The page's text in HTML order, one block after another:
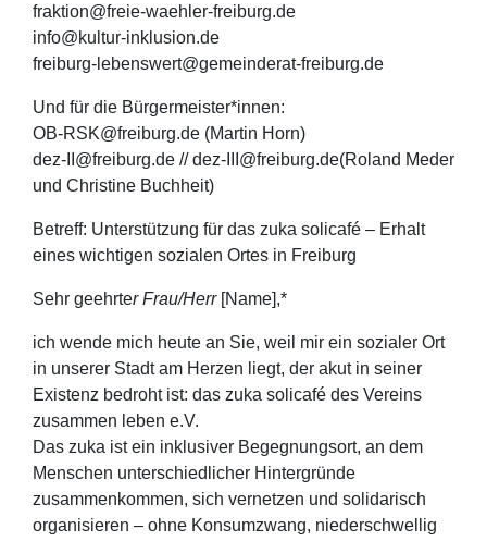
fraktion@freie-waehler-freiburg.de
info@kultur-inklusion.de
freiburg-lebenswert@gemeinderat-freiburg.de
Und für die Bürgermeister*innen:
OB-RSK@freiburg.de (Martin Horn)
dez-II@freiburg.de // dez-III@freiburg.de(Roland Meder
und Christine Buchheit)
Betreff: Unterstützung für das zuka solicafé – Erhalt
eines wichtigen sozialen Ortes in Freiburg
Sehr geehrter Frau/Herr [Name],*
ich wende mich heute an Sie, weil mir ein sozialer Ort
in unserer Stadt am Herzen liegt, der akut in seiner
Existenz bedroht ist: das zuka solicafé des Vereins
zusammen leben e.V.
Das zuka ist ein inklusiver Begegnungsort, an dem
Menschen unterschiedlicher Hintergründe
zusammenkommen, sich vernetzen und solidarisch
organisieren – ohne Konsumzwang, niederschwellig